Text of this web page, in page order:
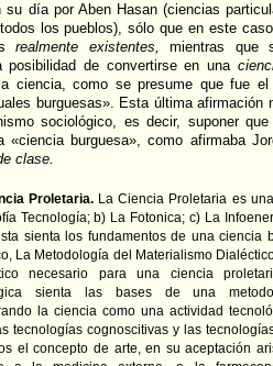
su día por Aben Hasan (ciencias
los pueblos), sólo que en este
realmente existentes,
mientras que
posibilidad de convertirse en una
ciencia, como se presume que fue
burguesas». Esta última afirmación
sociológico, es decir, suponer
«ciencia burguesa», como afirmaba
clase.
Proletaria. La Ciencia Proletaria es
Tecnología; b) La Fotonica; c) La
sienta los fundamentos de una ciencia
La Metodología del Materialismo
necesario para una ciencia
sienta las bases de una
la ciencia como una actividad
tecnologías cognoscitivas y las
el concepto de arte, en su aceptación